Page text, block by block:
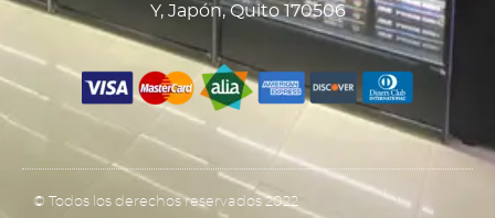
Y, Japón, Quito 170506
© Todos los derechos reservados 2022